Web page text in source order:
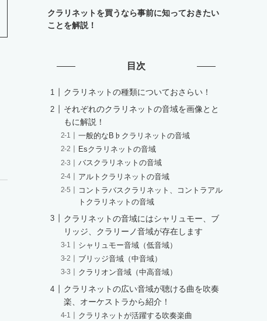
クラリネットを買うなら事前に知っておきたい
ことを解説！
目次
クラリネットの種類についておさらい！
それぞれのクラリネットの音域を画像とと
もに解説！
一般的なB♭クラリネットの音域
Esクラリネットの音域
バスクラリネットの音域
アルトクラリネットの音域
コントラバスクラリネット、コントラアル
トクラリネットの音域
クラリネットの音域にはシャリュモー、ブ
リッジ、クラリーノ音域が存在します
シャリュモー音域（低音域）
ブリッジ音域（中音域）
クラリオン音域（中高音域）
クラリネットの広い音域が聴ける曲を吹奏
楽、オーケストラから紹介！
クラリネットが活躍する吹奏楽曲